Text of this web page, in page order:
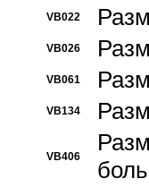
VB022
VB026
VB061
VB134
VB406